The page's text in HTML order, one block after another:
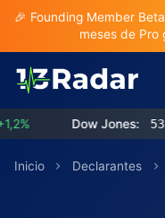
🎉 Founding Member
meses de Pro
Dow Jones:
Inicio Declarantes